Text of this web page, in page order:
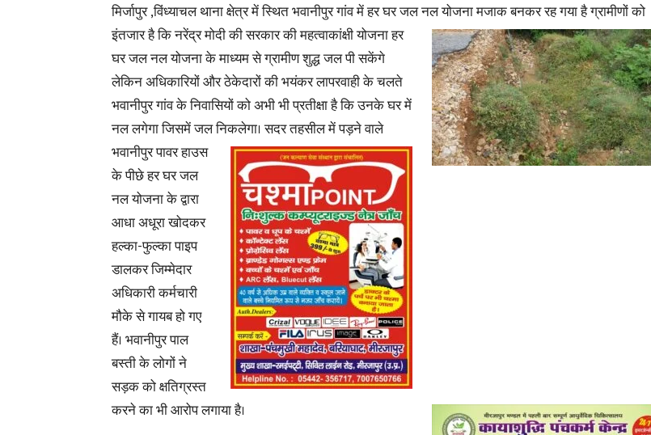
in
Hindi
मिर्जापुर ,विंध्याचल थाना क्षेत्र में स्थित भवानीपुर गांव में हर घर जल नल योजना मजाक बनकर रह गया है ग्रामीणों को
इंतजार हैकि नरेंद्र मोदी की सरकार की महत्वाकांक्षी योजना हर
घर जल नल योजना के माध्यम से ग्रामीण शुद्ध जल पी सकेंगे
लेकिन अधिकारियों और ठेकेदारों की भयंकर लापरवाही के चलते
भवानीपुर गांव के निवासियों को अभी भी प्रतीक्षा है कि उनके घर में
नल लगेगा जिसमें जल निकलेगा।सदर तहसील में पड़ने वाले
भवानीपुर पावर हाउस
के पीछे हर घर जल
नल योजना के द्वारा
आधा अधूरा खोदकर
हल्का-फुल्का पाइप
डालकर जिम्मेदार
अधिकारी कर्मचारी
मौके से गायब हो गए
हैं। भवानीपुर पाल
बस्ती के लोगों ने
सड़क को क्षतिग्रस्त
करने का भी आरोप लगाया है।